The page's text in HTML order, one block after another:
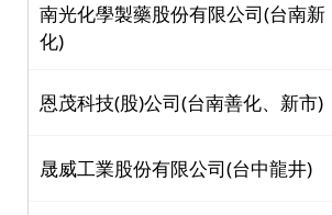
南光化學製藥股份有限公司(台南新
化)
恩茂科技(股)公司(台南善化、新市)
晟威工業股份有限公司(台中龍井)